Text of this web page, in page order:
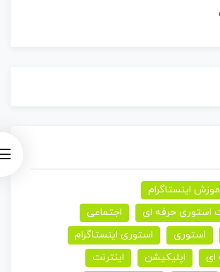
اینستاگرام
حرفه ای
اجتماعی
استوری
استوری اینستاگرام
ای
اپلیکیشن
اینترنت